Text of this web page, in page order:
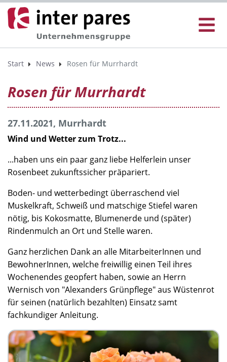
Start News Rosen für Murrhardt
Rosen für Murrhardt
27.11.2021, Murrhardt
Wind und Wetter zum Trotz...
...haben uns ein paar ganz liebe Helferlein unser
Rosenbeet zukunftssicher präpariert.
Boden- und wetterbedingt überraschend viel
Muskelkraft, Schweiß und matschige Stiefel waren
nötig, bis Kokosmatte, Blumenerde und (später)
Rindenmulch an Ort und Stelle waren.
Ganz herzlichen Dank an alle MitarbeiterInnen und
BewohnerInnen, welche freiwillig einen Teil ihres
Wochenendes geopfert haben, sowie an Herrn
Wernisch von "Alexanders Grünpflege" aus Wüstenrot
für seinen (natürlich bezahlten) Einsatz samt
fachkundiger Anleitung.